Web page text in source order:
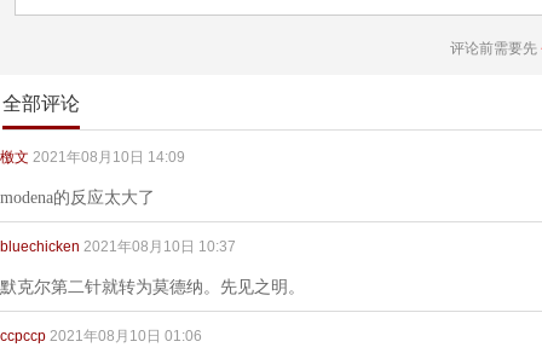
评论前需要先
全部评论
檄文 2021年08月10日 14:09
modena的反应太大了
bluechicken 2021年08月10日 10:37
默克尔第二针就转为莫德纳。先见之明。
ccpccp 2021年08月10日 01:06